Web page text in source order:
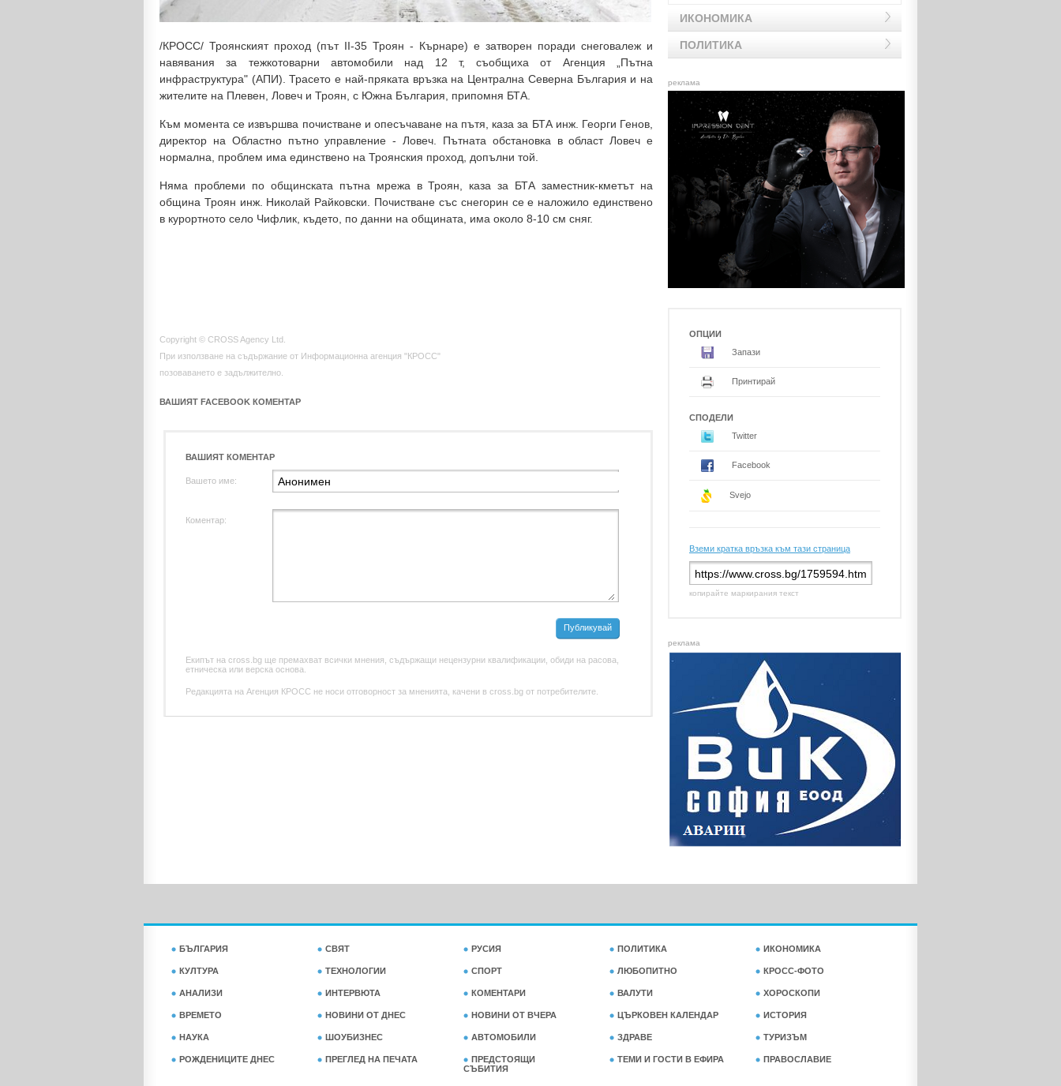
/КРОСС/ Троянският проход (път II-35 Троян - Кърнаре) е затворен поради снеговалеж и
навявания за тежкотоварни автомобили над 12 т, съобщиха от Агенция „Пътна
инфраструктура" (АПИ). Трасето е най-пряката връзка на Централна Северна България и на
жителите на Плевен, Ловеч и Троян, с Южна България, припомня БТА.
Към момента се извършва почистване и опесъчаване на пътя, каза за БТА инж. Георги Генов,
директор на Областно пътно управление - Ловеч. Пътната обстановка в област Ловеч е
нормална, проблем има единствено на Троянския проход, допълни той.
Няма проблеми по общинската пътна мрежа в Троян, каза за БТА заместник-кметът на
община Троян инж. Николай Райковски. Почистване със снегорин се е наложило единствено
в курортното село Чифлик, където, по данни на общината, има около 8-10 см сняг.
Copyright © CROSS Agency Ltd.
При използване на съдържание от Информационна агенция "КРОСС"
позоваването е задължително.
ВАШИЯТ FACEBOOK КОМЕНТАР
ВАШИЯТ КОМЕНТАР
Вашето име:
Коментар:
Публикувай
Екипът на cross.bg ще премахват всички мнения, съдържащи нецензурни квалификации, обиди на расова,
етническа или верска основа.
Редакцията на Агенция КРОСС не носи отговорност за мненията, качени в cross.bg от потребителите.
ИКОНОМИКА
ПОЛИТИКА
реклама
ОПЦИИ
Запази
Принтирай
СПОДЕЛИ
Twitter
Facebook
Svejo
Вземи кратка връзка към тази страница
копирайте маркирания текст
реклама
БЪЛГАРИЯ СВЯТ РУСИЯ ПОЛИТИКА ИКОНОМИКА
КУЛТУРА ТЕХНОЛОГИИ СПОРТ ЛЮБОПИТНО КРОСС-ФОТО
АНАЛИЗИ ИНТЕРВЮТА КОМЕНТАРИ ВАЛУТИ ХОРОСКОПИ
ВРЕМЕТО НОВИНИ ОТ ДНЕС НОВИНИ ОТ ВЧЕРА ЦЪРКОВЕН КАЛЕНДАР ИСТОРИЯ
НАУКА ШОУБИЗНЕС АВТОМОБИЛИ ЗДРАВЕ ТУРИЗЪМ
РОЖДЕНИЦИТЕ ДНЕС ПРЕГЛЕД НА ПЕЧАТА
ПРЕДСТОЯЩИ
СЪБИТИЯ
ТЕМИ И ГОСТИ В ЕФИРА ПРАВОСЛАВИЕ